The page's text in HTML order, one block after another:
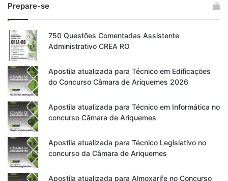
Prepare-se
750 Questões Comentadas Assistente
Administrativo CREA RO
Apostila atualizada para Técnico em Edificações
do Concurso Câmara de Ariquemes 2026
Apostila atualizada para Técnico em Informática no
concurso Câmara de Ariquemes
Apostila atualizada para Técnico Legislativo no
concurso da Câmara de Ariquemes
Apostila atualizada para Almoxarife no Concurso